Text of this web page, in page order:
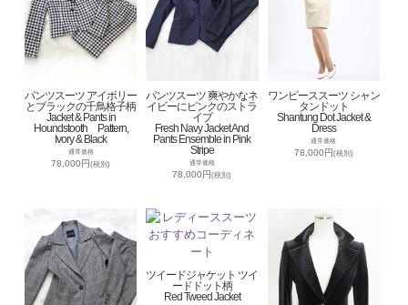
パンツスーツ アイボリー
とブラックの千鳥格子柄
Jacket & Pants in
Houndstooth Pattern,
Ivory & Black
通常価格
78,000円(税別)
パンツスーツ 爽やかなネ
イビーにピンクのストラ
イプ
Fresh Navy Jacket And
Pants Ensemble in Pink
Stripe
通常価格
78,000円(税別)
ワンピーススーツ シャン
タンドット
Shantung Dot Jacket &
Dress
通常価格
78,000円(税別)
ツイードジャケット ツイ
ードドット柄
Red Tweed Jacket